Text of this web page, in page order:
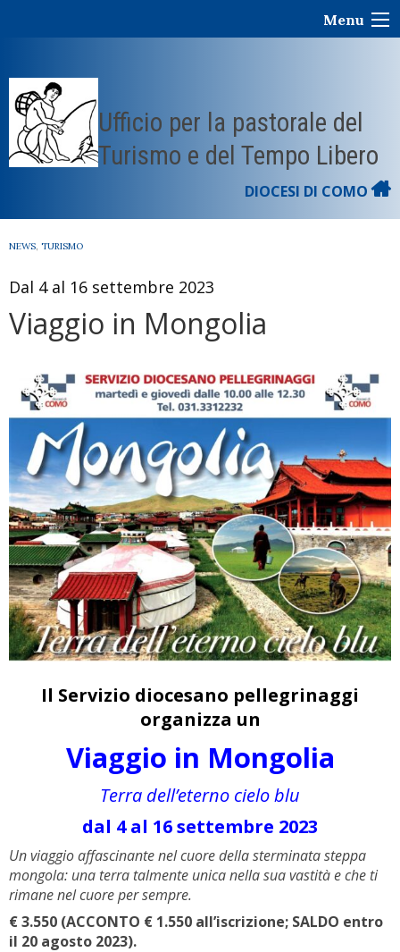
Menu
Ufficio per la pastorale del
Turismo e del Tempo Libero
DIOCESI DI COMO
NEWS, TURISMO
Dal 4 al 16 settembre 2023
Viaggio in Mongolia
Il Servizio diocesano pellegrinaggi
organizza un
Viaggio in Mongolia
Terra dell’eterno cielo blu
dal 4 al 16 settembre 2023
Un viaggio affascinante nel cuore della sterminata steppa
mongola: una terra talmente unica nella sua vastità e che ti
rimane nel cuore per sempre.
€ 3.550 (ACCONTO € 1.550 all’iscrizione; SALDO entro
il 20 agosto 2023).